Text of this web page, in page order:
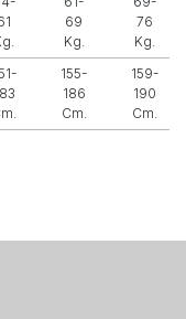
69
Kg.
76
Kg.
155-
186
Cm.
159-
190
Cm.